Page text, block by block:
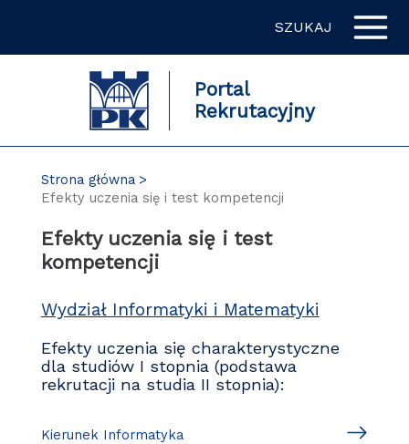
SZUKAJ
Portal
Rekrutacyjny
Strona główna
Efekty uczenia się i test kompetencji
Efekty uczenia się i test
kompetencji
Wydział Informatyki i Matematyki
Efekty uczenia się charakterystyczne
dla studiów I stopnia (podstawa
rekrutacji na studia II stopnia):
Kierunek Informatyka